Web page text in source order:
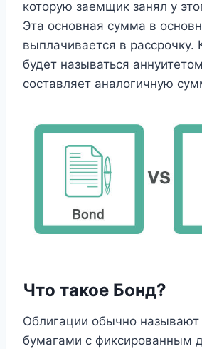
которую заемщик занял у
Эта основная сумма в
выплачивается в
будет называться
составляет аналогичную
Что такое Бонд?
Облигации обычно
бумагами с фиксированным